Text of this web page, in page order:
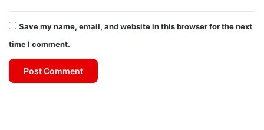
Save my name, email, and website in this browser for the next
time I comment.